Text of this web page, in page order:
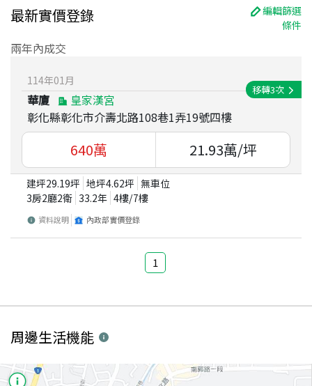
最新實價登錄
編輯篩選
條件
兩年內成交
114年01 月
華廈
皇家漢宮
彰化縣彰化市介壽北路108巷1弄19號四樓
移轉3次
640萬 21.93萬/坪
建坪29.19坪 地坪4.62坪 無車位
3房2廳2衛 33.2年 4樓/7樓
資料說明 內政部實價登錄
1
周邊生活機能